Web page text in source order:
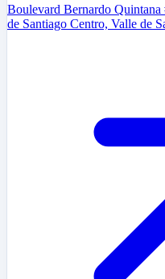
Boulevard Bernardo Quintana
de Santiago Centro, Valle de